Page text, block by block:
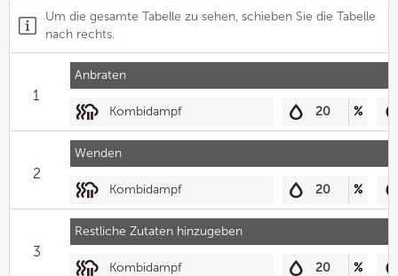
Um die gesamte Tabelle zu sehen, schieben Sie die Tabelle
nach rechts.
Anbraten
1
Kombidampf 20 %
Wenden
2
Kombidampf 20 %
Restliche Zutaten hinzugeben
3
Kombidampf 20 %